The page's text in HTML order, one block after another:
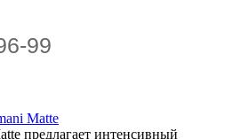
99
Matte
предлагает интенсивный